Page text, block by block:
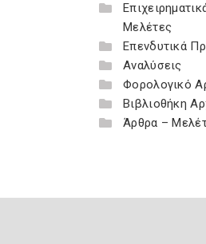
Μελέτες
Επενδυτικά
Αναλύσεις
Φορολογικό
Βιβλιοθήκη
Άρθρα –